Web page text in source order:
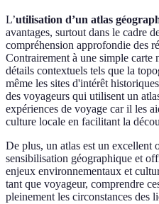
L’utilisation d’un atlas
avantages, surtout dans le cadre
compréhension approfondie des
Contrairement à une simple carte
détails contextuels tels que la
même les sites d'intérêt
des voyageurs qui utilisent un
expériences de voyage car il les
culture locale en facilitant la
De plus, un atlas est un excellent
sensibilisation géographique et
enjeux environnementaux et
tant que voyageur, comprendre
pleinement les circonstances des